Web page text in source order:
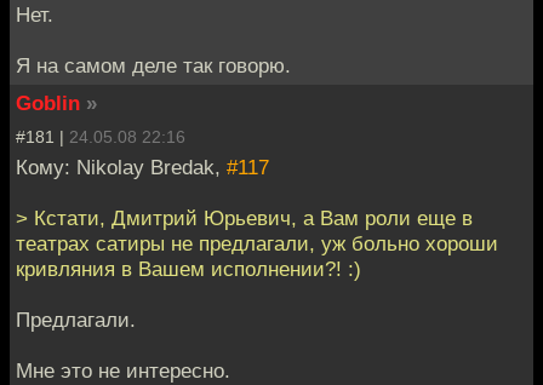
Нет.
Я на самом деле так говорю.
Goblin »
#181 | 24.05.08 22:16
Кому: Nikolay Bredak, #117
> Кстати, Дмитрий Юрьевич, а Вам роли еще в
театрах сатиры не предлагали, уж больно хороши
кривляния в Вашем исполнении?! :)
Предлагали.
Мне это не интересно.